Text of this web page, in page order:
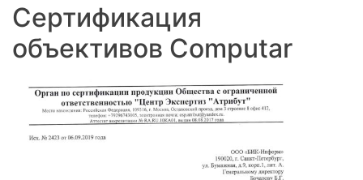
Сертификация
объективов Computar